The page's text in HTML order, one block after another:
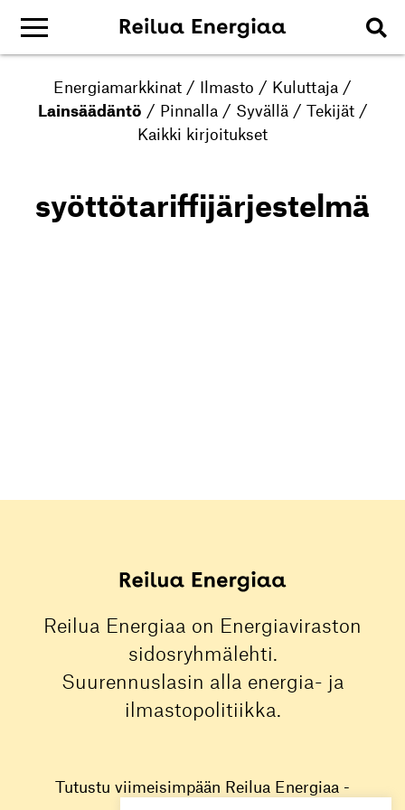
Energiamarkkinat / Ilmasto / Kuluttaja /
Lainsäädäntö / Pinnalla / Syvällä / Tekijät /
Kaikki kirjoitukset
syöttötariffijärjestelmä
Reilua Energiaa on Energiaviraston
sidosryhmälehti.
Suurennuslasin alla energia- ja
ilmastopolitiikka.
Tutustu viimeisimpään Reilua Energiaa -